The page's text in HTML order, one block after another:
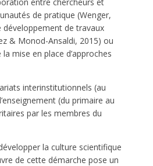
de pratique (Wenger,
de travaux
& Monod-Ansaldi, 2015) ou
mise en place d’approches
interinstitutionnels (au
(du primaire au
par les membres du
la culture scientifique
de cette démarche pose un